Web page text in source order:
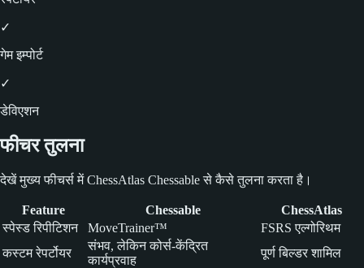
✓
गेम इम्पोर्ट
✓
डेविएशन
फीचर तुलना
देखें मुख्य फीचर्स में ChessAtlas Chessable से कैसे तुलना करता है।
Feature Chessable
ChessAtlas
स्पेस्ड रिपीटिशन
MoveTrainer™
FSRS एल्गोरिथम
कस्टम रेपर्टोयर
संभव, लेकिन कोर्स-केंद्रित
कार्यप्रवाह
पूर्ण बिल्डर शामिल